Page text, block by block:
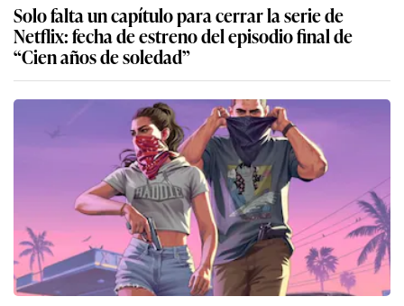
Solo falta un capítulo para cerrar la serie de
Netflix: fecha de estreno del episodio final de
“Cien años de soledad”